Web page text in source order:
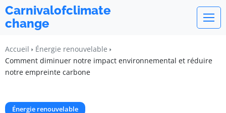
Carnivalofclimate
change
Accueil
Énergie renouvelable
Comment diminuer notre impact environnemental et réduire
notre empreinte carbone
Énergie renouvelable